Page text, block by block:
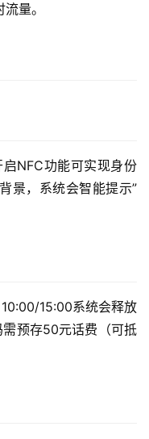
量。
启NFC功能可实现身份
景，系统会智能提示”
15:00系统会释放
预存50元话费（可抵